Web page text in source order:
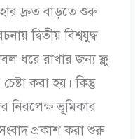
দ্রুত বাড়তে শুরু
দ্বিতীয় বিশ্বযুদ্ধ
ধরে রাখার জন্য ফ্লু
করা হয়। কিন্তু
নিরপেক্ষ ভূমিকার
প্রকাশ করা শুরু